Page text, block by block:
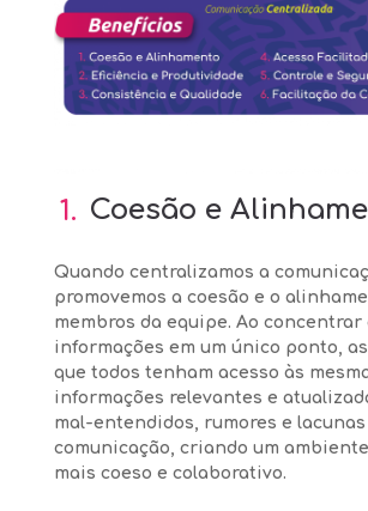
1. Coesão e
Quando centralizamos a
promovemos a coesão e o
membros da equipe. Ao concentrar
informações em um único ponto,
que todos tenham acesso às
informações relevantes e
mal-entendidos, rumores e lacunas
comunicação, criando um
mais coeso e colaborativo.